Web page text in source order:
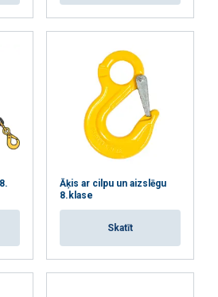
Āķis ar cilpu un aizslēgu
8.klase
Skatīt